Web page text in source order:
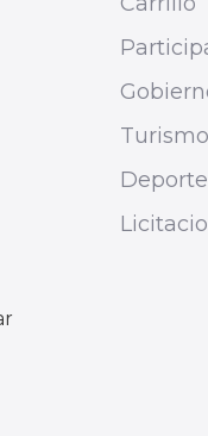
Turismo
Deporte